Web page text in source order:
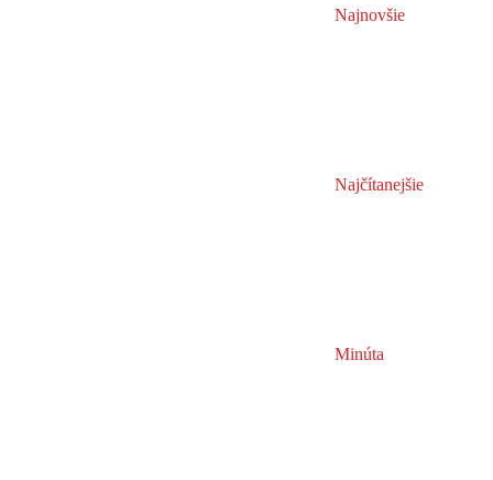
Najnovšie
Najčítanejšie
Minúta